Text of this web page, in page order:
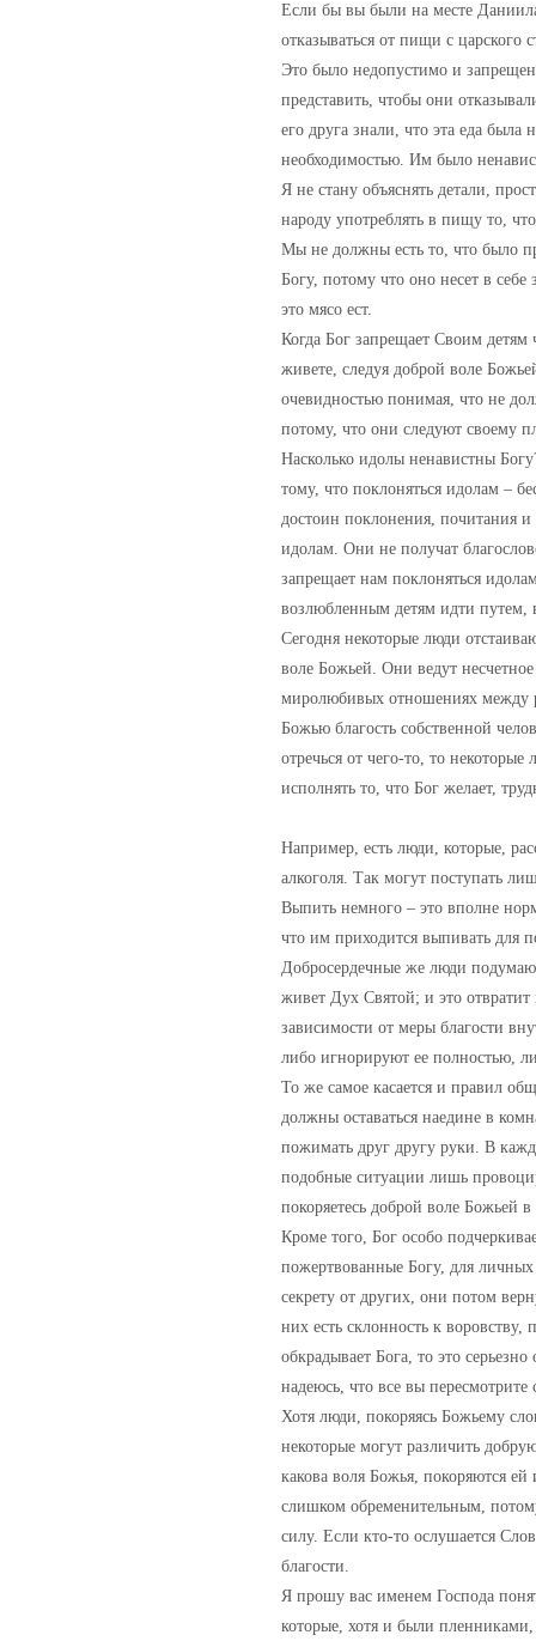
Если бы вы были на месте
отказываться от пищи с царского
Это было недопустимо и
представить, чтобы они
его друга знали, что эта еда
необходимостью. Им было
Я не стану объяснять детали,
народу употреблять в пищу то,
Мы не должны есть то, что было
Богу, потому что оно несет в
это мясо ест.
Когда Бог запрещает Своим детям
живете, следуя доброй воле
очевидностью понимая, что не
потому, что они следуют своему
Насколько идолы ненавистны
тому, что поклоняться идолам –
достоин поклонения, почитания и
идолам. Они не получат
запрещает нам поклоняться
возлюбленным детям идти путем,
Сегодня некоторые люди
воле Божьей. Они ведут
миролюбивых отношениях между
Божью благость собственной
отречься от чего-то, то
исполнять то, что Бог желает,
Например, есть люди, которые,
алкоголя. Так могут поступать
Выпить немного – это вполне
что им приходится выпивать для
Добросердечные же люди
живет Дух Святой; и это отвратит
зависимости от меры благости
либо игнорируют ее полностью,
То же самое касается и правил
должны оставаться наедине в
пожимать друг другу руки. В
подобные ситуации лишь
покоряетесь доброй воле Божьей
Кроме того, Бог особо
пожертвованные Богу, для
секрету от других, они потом
них есть склонность к
обкрадывает Бога, то это
надеюсь, что все вы
Хотя люди, покоряясь Божьему
некоторые могут различить
какова воля Божья, покоряются ей
слишком обременительным,
силу. Если кто-то ослушается
благости.
Я прошу вас именем Господа
которые, хотя и были